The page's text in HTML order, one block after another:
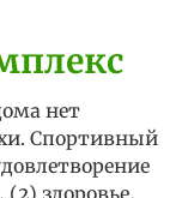
нет
Спортивный
здоровье,